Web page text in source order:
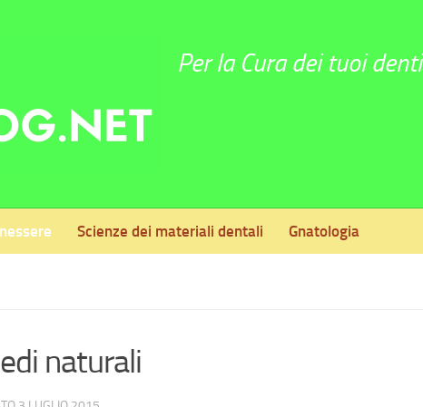
Per la Cura dei tuoi denti
Scienze dei materiali dentali Gnatologia
naturali